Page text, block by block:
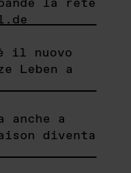
il nuovo
Leben a
anche a
diventa